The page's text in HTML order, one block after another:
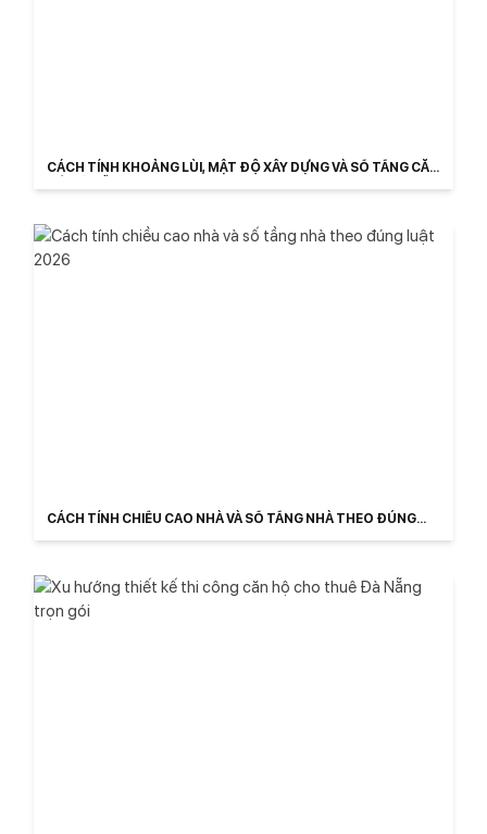
CÁCH TÍNH KHOẢNG LÙI, MẬT ĐỘ XÂY DỰNG VÀ SỐ TẦNG CĂN
CÁCH TÍNH CHIỀU CAO NHÀ VÀ SỐ TẦNG NHÀ THEO ĐÚNG